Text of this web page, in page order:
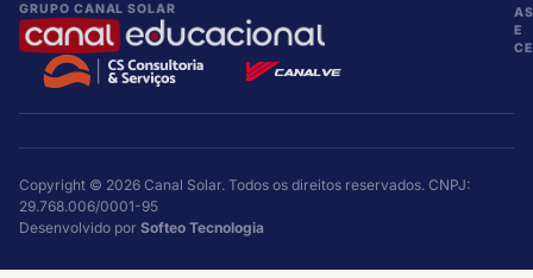
GRUPO CANAL SOLAR
E
Copyright © 2026 Canal Solar. Todos os direitos reservados. CNPJ:
29.768.006/0001-95
Desenvolvido por Softeo Tecnologia